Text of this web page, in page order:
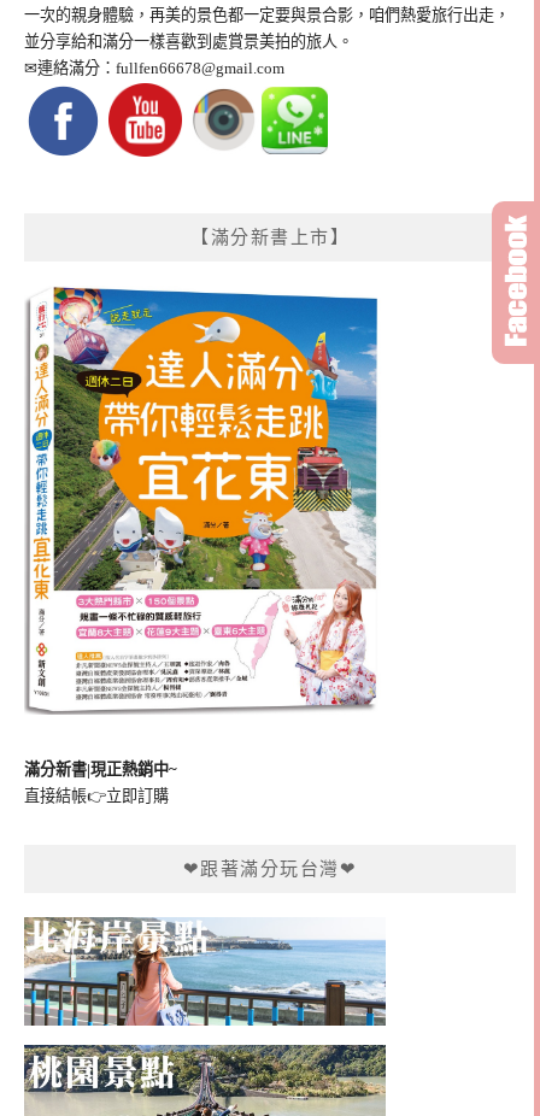
一次的親身體驗，再美的景色都一定要與景合影，咱們熱愛旅行出走，
並分享給和滿分一樣喜歡到處賞景美拍的旅人。
✉連絡滿分： fullfen66678@gmail.com
【滿分新書上市】
滿分新書|現正熱銷中~
直接結帳👉立即訂購
❤跟著滿分玩台灣❤